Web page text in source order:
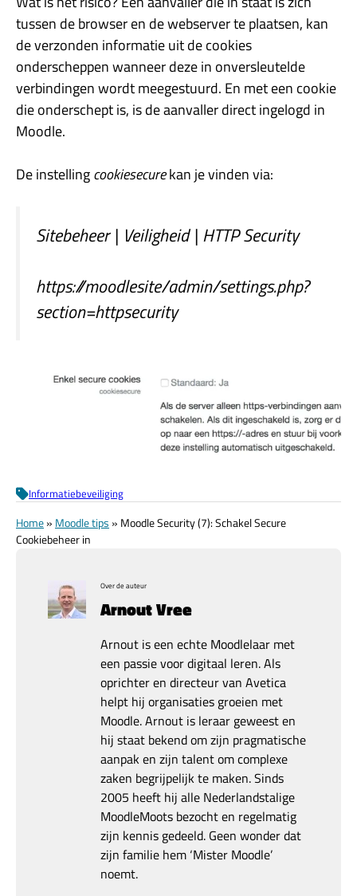
tussen de browser en de webserver te plaatsen, kan
de verzonden informatie uit de cookies
onderscheppen wanneer deze in onversleutelde
verbindingen wordt meegestuurd. En met een cookie
die onderschept is, is de aanvaller direct ingelogd in
Moodle.
De instellingcookiesecurekan je vinden via:
Sitebeheer | Veiligheid | HTTP Security
https://moodlesite/admin/settings.php?
section=httpsecurity
Informatiebeveiliging
Home» Moodle tips » Moodle Security (7): Schakel Secure
Cookiebeheer in
Over de auteur
Arnout Vree
Arnout is een echte Moodlelaar met
een passie voor digitaal leren. Als
oprichter en directeur van Avetica
helpt hij organisaties groeien met
Moodle. Arnout is leraar geweest en
hij staat bekend om zijn pragmatische
aanpak en zijn talent om complexe
zaken begrijpelijk te maken. Sinds
2005 heeft hij alle Nederlandstalige
MoodleMoots bezocht en regelmatig
zijn kennis gedeeld. Geen wonder dat
zijn familie hem ‘Mister Moodle’
noemt.